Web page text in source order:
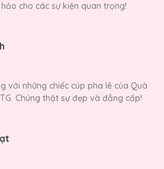
cho các sự kiện quan trọng!
với những chiếc cúp pha lê của Quà
Chúng thật sự đẹp và đẳng cấp!